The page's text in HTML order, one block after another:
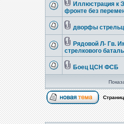
Иллюстрация к
фронте без
дворфы
Рядовой Л- Гв.
стрелкового
Боец ЦСН ФСБ